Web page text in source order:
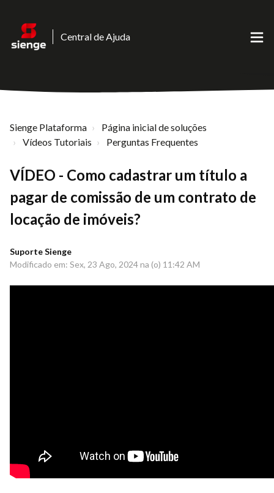
Central de Ajuda
Sienge Plataforma
Página inicial de soluções
Vídeos Tutoriais
Perguntas Frequentes
VÍDEO - Como cadastrar um título a
pagar de comissão de um contrato de
locação de imóveis?
Suporte Sienge
Modificado em: Sex, 23 Ago, 2024 na (o) 11:42 AM